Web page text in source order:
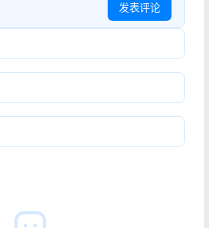
发表评论